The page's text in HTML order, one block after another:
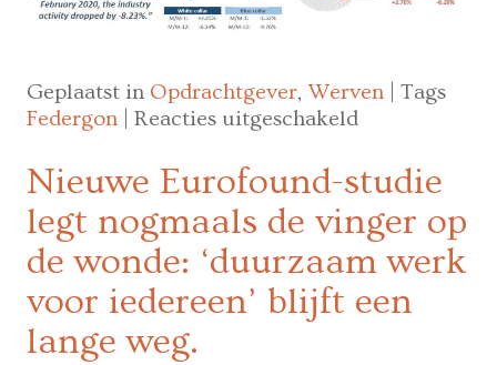
Geplaatst in Opdrachtgever,Werven
Tags
Federgon
Reacties uitgeschakeld
blijft
stabiel
in
februari
Nieuwe Eurofound-studie
legt nogmaals de vinger op
de wonde: ‘duurzaam werk
voor iedereen’ blijft een
lange weg.